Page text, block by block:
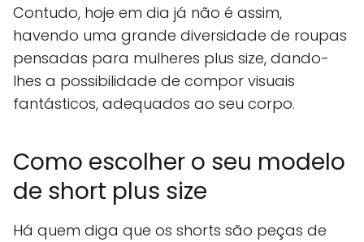
Contudo, hoje em dia já não é assim,
havendo uma grande diversidade de roupas
pensadas para mulheres plus size, dando-
lhes a possibilidade de compor visuais
fantásticos, adequados ao seu corpo.
Como escolher o seu modelo
de short plus size
Há quem diga que os shorts são peças de